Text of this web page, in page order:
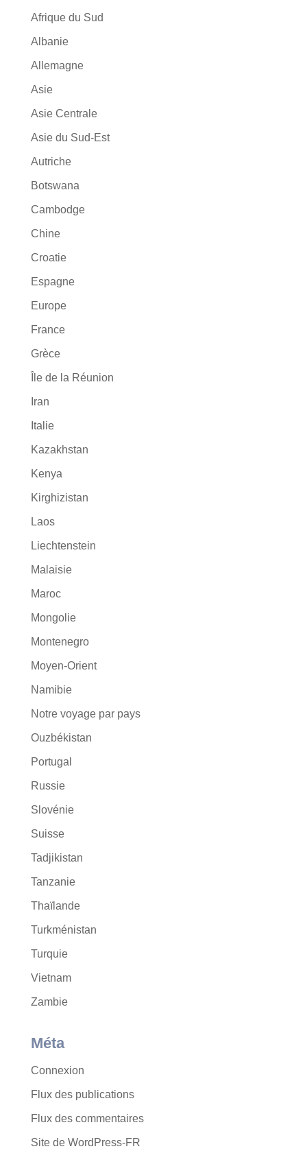
Afrique du Sud
Albanie
Allemagne
Asie
Asie Centrale
Asie du Sud-Est
Autriche
Botswana
Cambodge
Chine
Croatie
Espagne
Europe
France
Grèce
Île de la Réunion
Iran
Italie
Kazakhstan
Kenya
Kirghizistan
Laos
Liechtenstein
Malaisie
Maroc
Mongolie
Montenegro
Moyen-Orient
Namibie
Notre voyage par pays
Ouzbékistan
Portugal
Russie
Slovénie
Suisse
Tadjikistan
Tanzanie
Thaïlande
Turkménistan
Turquie
Vietnam
Zambie
Méta
Connexion
Flux des publications
Flux des commentaires
Site de WordPress-FR